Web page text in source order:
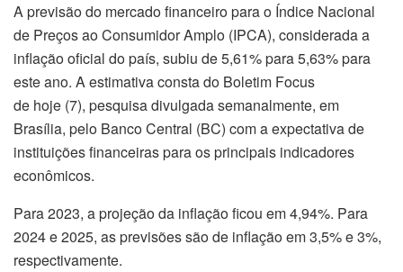
A previsão do mercado financeiro para o Índice Nacional
de Preços ao Consumidor Amplo (IPCA), considerada a
inflação oficial do país, subiu de 5,61% para 5,63% para
este ano. A estimativa consta do Boletim Focus
de hoje (7), pesquisa divulgada semanalmente, em
Brasília, pelo Banco Central (BC) com a expectativa de
instituições financeiras para os principais indicadores
econômicos.
Para 2023, a projeção da inflação ficou em 4,94%. Para
2024 e 2025, as previsões são de inflação em 3,5% e 3%,
respectivamente.